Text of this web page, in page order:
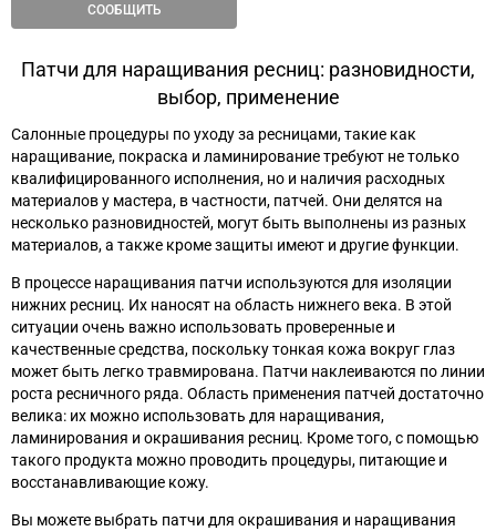
СООБЩИТЬ
Патчи для наращивания ресниц: разновидности,
выбор, применение
Салонные процедуры по уходу за ресницами, такие как
наращивание, покраска и ламинирование требуют не только
квалифицированного исполнения, но и наличия расходных
материалов у мастера, в частности, патчей. Они делятся на
несколько разновидностей, могут быть выполнены из разных
материалов, а также кроме защиты имеют и другие функции.
В процессе наращивания патчи используются для изоляции
нижних ресниц. Их наносят на область нижнего века. В этой
ситуации очень важно использовать проверенные и
качественные средства, поскольку тонкая кожа вокруг глаз
может быть легко травмирована. Патчи наклеиваются по линии
роста ресничного ряда. Область применения патчей достаточно
велика: их можно использовать для наращивания,
ламинирования и окрашивания ресниц. Кроме того, с помощью
такого продукта можно проводить процедуры, питающие и
восстанавливающие кожу.
Вы можете выбрать патчи для окрашивания и наращивания